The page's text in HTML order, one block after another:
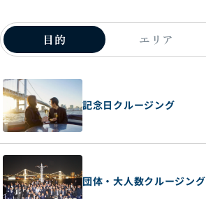
目的 エリア
記念日クルージング
団体・大人数クルージング